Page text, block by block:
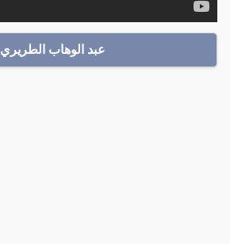
عبد الوهاب الطريري